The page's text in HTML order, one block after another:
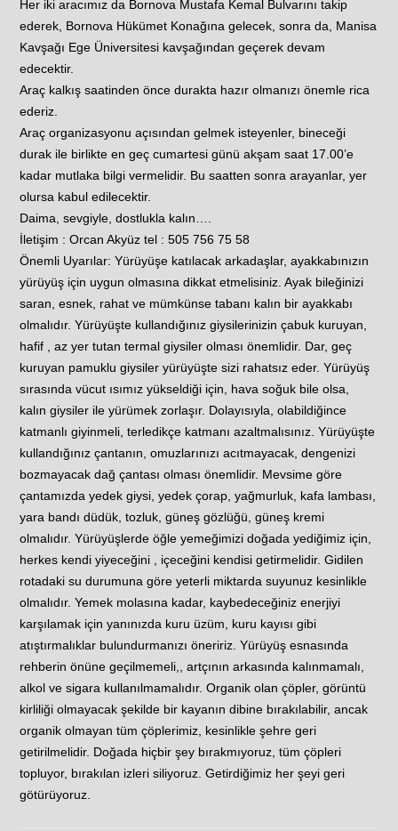
Her iki aracımız da Bornova Mustafa Kemal Bulvarını takip
ederek, Bornova Hükümet Konağına gelecek, sonra da, Manisa
Kavşağı Ege Üniversitesi kavşağından geçerek devam
edecektir.
Araç kalkış saatinden önce durakta hazır olmanızı önemle rica
ederiz.
Araç organizasyonu açısından gelmek isteyenler, bineceği
durak ile birlikte en geç cumartesi günü akşam saat 17.00’e
kadar mutlaka bilgi vermelidir. Bu saatten sonra arayanlar, yer
olursa kabul edilecektir.
Daima, sevgiyle, dostlukla kalın….
İletişim : Orcan Akyüz tel : 505 756 75 58
Önemli Uyarılar: Yürüyüşe katılacak arkadaşlar, ayakkabınızın
yürüyüş için uygun olmasına dikkat etmelisiniz. Ayak bileğinizi
saran, esnek, rahat ve mümkünse tabanı kalın bir ayakkabı
olmalıdır. Yürüyüşte kullandığınız giysilerinizin çabuk kuruyan,
hafif , az yer tutan termal giysiler olması önemlidir. Dar, geç
kuruyan pamuklu giysiler yürüyüşte sizi rahatsız eder. Yürüyüş
sırasında vücut ısımız yükseldiği için, hava soğuk bile olsa,
kalın giysiler ile yürümek zorlaşır. Dolayısıyla, olabildiğince
katmanlı giyinmeli, terledikçe katmanı azaltmalısınız. Yürüyüşte
kullandığınız çantanın, omuzlarınızı acıtmayacak, dengenizi
bozmayacak dağ çantası olması önemlidir. Mevsime göre
çantamızda yedek giysi, yedek çorap, yağmurluk, kafa lambası,
yara bandı düdük, tozluk, güneş gözlüğü, güneş kremi
olmalıdır. Yürüyüşlerde öğle yemeğimizi doğada yediğimiz için,
herkes kendi yiyeceğini , içeceğini kendisi getirmelidir. Gidilen
rotadaki su durumuna göre yeterli miktarda suyunuz kesinlikle
olmalıdır. Yemek molasına kadar, kaybedeceğiniz enerjiyi
karşılamak için yanınızda kuru üzüm, kuru kayısı gibi
atıştırmalıklar bulundurmanızı öneririz. Yürüyüş esnasında
rehberin önüne geçilmemeli,, artçının arkasında kalınmamalı,
alkol ve sigara kullanılmamalıdır. Organik olan çöpler, görüntü
kirliliği olmayacak şekilde bir kayanın dibine bırakılabilir, ancak
organik olmayan tüm çöplerimiz, kesinlikle şehre geri
getirilmelidir. Doğada hiçbir şey bırakmıyoruz, tüm çöpleri
topluyor, bırakılan izleri siliyoruz. Getirdiğimiz her şeyi geri
götürüyoruz.